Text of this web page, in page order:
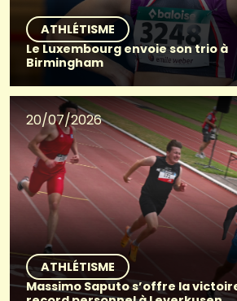
ATHLÉTISME
Le Luxembourg envoie son trio à
Birmingham
20/07/2026
ATHLÉTISME
Massimo Saputo s’offre la